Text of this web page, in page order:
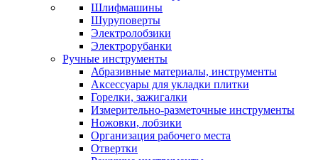
Шлифмашины
Шуруповерты
Электролобзики
Электрорубанки
Ручные инструменты
Абразивные материалы, инструменты
Аксессуары для укладки плитки
Горелки, зажигалки
Измерительно-разметочные инструменты
Ножовки, лобзики
Организация рабочего места
Отвертки